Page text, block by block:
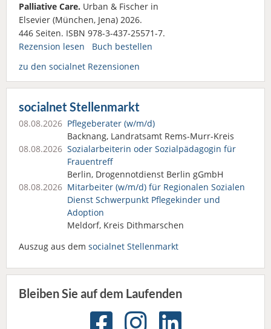
Palliative Care. Urban & Fischer in
Elsevier (München, Jena) 2026.
446 Seiten. ISBN 978-3-437-25571-7.
Rezension lesen
Buch bestellen
zu den socialnet Rezensionen
socialnet Stellenmarkt
08.08.2026 Pflegeberater (w/m/d)
Backnang, Landratsamt Rems-Murr-Kreis
08.08.2026 Sozialarbeiterin oder Sozialpädagogin für
Frauentreff
Berlin, Drogennotdienst Berlin gGmbH
08.08.2026 Mitarbeiter (w/m/d) für Regionalen Sozialen
Dienst Schwerpunkt Pflegekinder und
Adoption
Meldorf, Kreis Dithmarschen
Auszug aus dem socialnet Stellenmarkt
Bleiben Sie auf dem Laufenden